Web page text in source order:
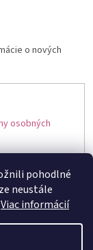
pohodlné
neustále
Viac informácií
o nových
osobných